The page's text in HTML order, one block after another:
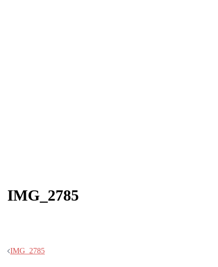
IMG_2785
Beitragsnavigation
IMG_2785